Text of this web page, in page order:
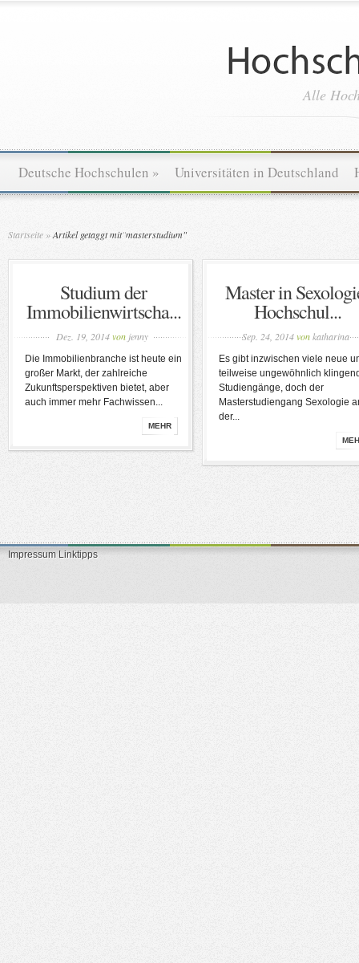
Alle
Deutsche Hochschulen » Universitäten in Deutschland
Startseite »Artikel getaggt mit"masterstudium"
Studium der
Immobilienwirtscha...
Dez. 19, 2014von jenny
Die Immobilienbranche ist heute ein
großer Markt, der zahlreiche
Zukunftsperspektiven bietet, aber
auch immer mehr Fachwissen...
MEHR
Master in
Hochschul...
Sep. 24, 2014vonkatharina
Es gibt inzwischen viele neue
teilweise ungewöhnlich
Studiengänge, doch der
Masterstudiengang Sexologie
der...
Impressum Linktipps